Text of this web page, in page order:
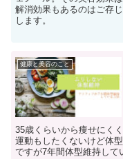
解消効果もあるのはご存
します。
健康と美容のこと
35歳くらいから痩せにく
運動もしたくないけど体
ですが7年間体型維持して